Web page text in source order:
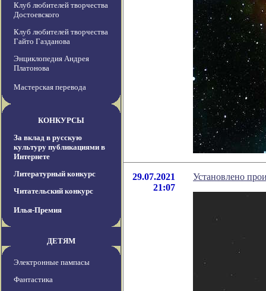
Клуб любителей творчества
Достоевского
Клуб любителей творчества
Гайто Газданова
Энциклопедия Андрея
Платонова
Мастерская перевода
КОНКУРСЫ
За вклад в русскую
культуру публикациями в
Интернете
Литературный конкурс
Читательский конкурс
Илья-Премия
ДЕТЯМ
Электронные пампасы
Фантастика
29.07.2021
21:07
Установлено